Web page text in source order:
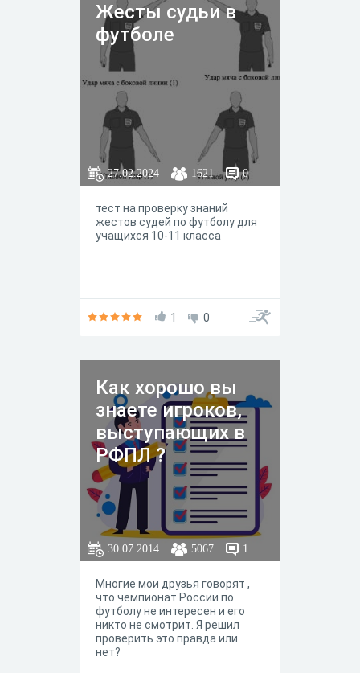
Жесты судьи в
футболе
27.02.2024 1621 0
тест на проверку знаний
жестов судей по футболу для
учащихся 10-11 класса
1 0
Как хорошо вы
знаете игроков,
выступающих в
РФПЛ ?
30.07.2014 5067 1
Многие мои друзья говорят ,
что чемпионат России по
футболу не интересен и его
никто не смотрит. Я решил
проверить это правда или
нет?